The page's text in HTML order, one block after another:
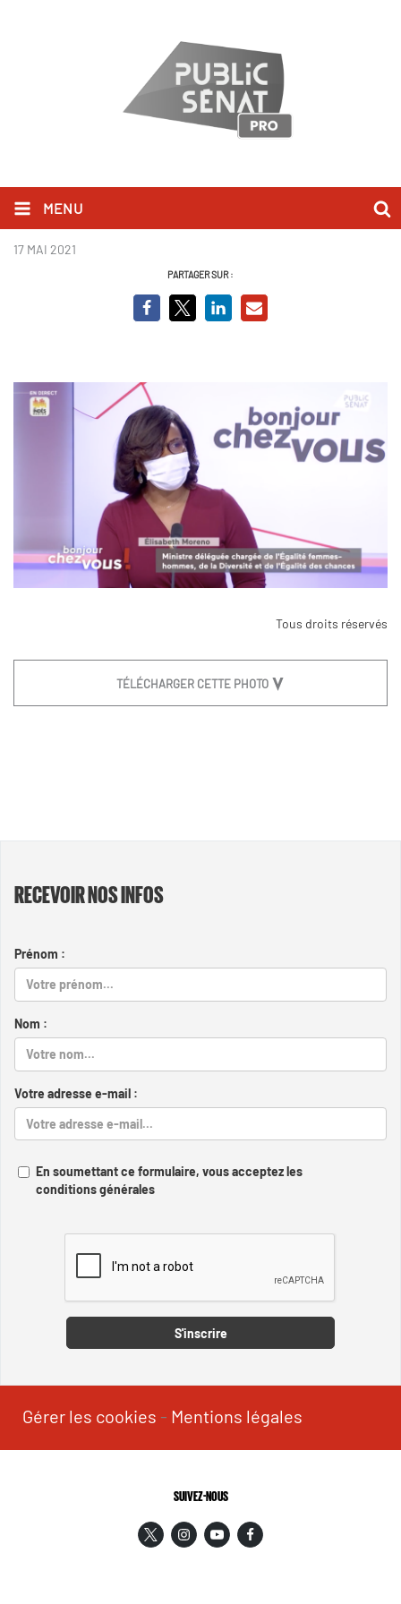
MENU
Elisabeth Moreno_BCV.png
17 MAI 2021
PARTAGER SUR :
Tous droits réservés
TÉLÉCHARGER CETTE PHOTO
RECEVOIR NOS INFOS
Prénom :
Nom :
Votre adresse e-mail :
En soumettant ce formulaire, vous acceptez les
conditions générales
S'inscrire
Gérer les cookies - Mentions légales
SUIVEZ-NOUS